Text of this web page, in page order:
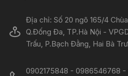
Địa chỉ: Số 20 ngõ 165/4
Q.Đống Đa, TP.Hà Nội -
Trấu, P.Bạch Đằng, Hai Bà
0902175848 - 0986546768